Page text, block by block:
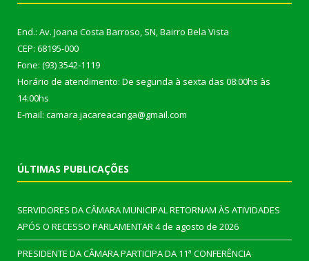
End.: Av. Joana Costa Barroso, SN, Bairro Bela Vista
CEP: 68195-000
Fone: (93) 3542-1119
Horário de atendimento: De segunda à sexta das 08:00hs às
14:00hs
E-mail: camara.jacareacanga@gmail.com
ÚLTIMAS PUBLICAÇÕES
SERVIDORES DA CÂMARA MUNICIPAL RETORNAM ÀS ATIVIDADES
APÓS O RECESSO PARLAMENTAR4 de agosto de 2026
PRESIDENTE DA CÂMARA PARTICIPA DA 11ª CONFERÊNCIA